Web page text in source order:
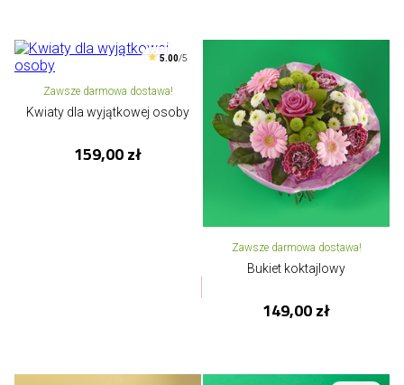
5.00/5
Zawsze darmowa dostawa!
Kwiaty dla wyjątkowej osoby
159,00 zł
Zawsze darmowa dostawa!
Bukiet koktajlowy
149,00 zł